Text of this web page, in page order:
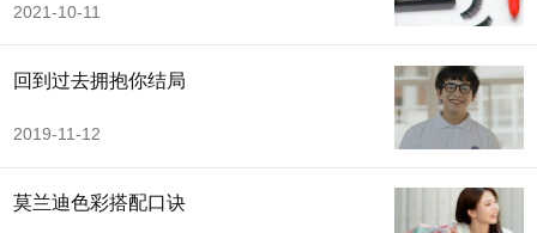
2021-10-11
回到过去拥抱你结局
2019-11-12
莫兰迪色彩搭配口诀